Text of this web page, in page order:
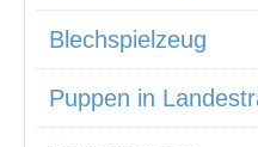
Blechspielzeug
Puppen in